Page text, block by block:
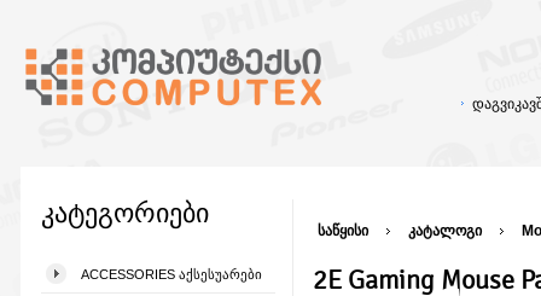
კატეგორიები
ACCESSORIES ᲐᲥᲡᲔᲡᲣᲐᲠᲔᲑᲘ
საწყისი კატალოგი
2E Gaming Mouse